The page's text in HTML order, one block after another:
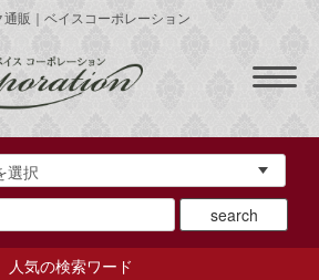
販｜ベイスコーポレーション
人気の検索ワード